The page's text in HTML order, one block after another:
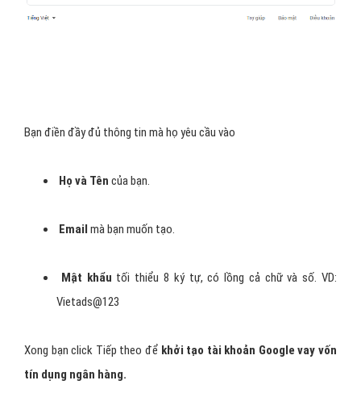
Bạn điền đầy đủ thông tin mà họ yêu cầu vào
Họ và Tên của bạn.
Email mà bạn muốn tạo.
Mật khẩu tối thiểu 8 ký tự, có lồng cả chữ và số. VD:
Vietads@123
Xong bạn click Tiếp theo để khởi tạo tài khoản Google vay vốn
tín dụng ngân hàng.